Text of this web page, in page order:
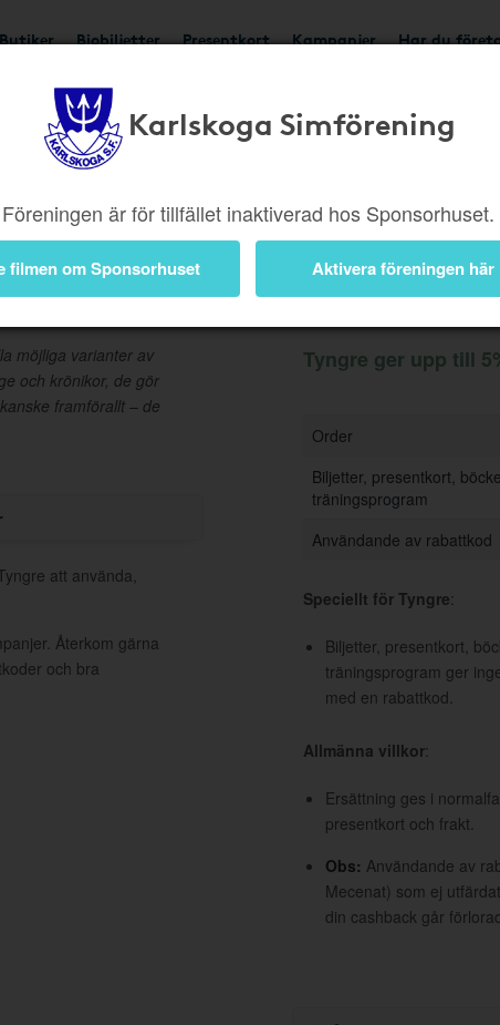
Butiker Biobiljetter Presentkort Kampanjer Har du
Karlskoga Simförening
Föreningen är för tillfället inaktiverad hos Sponsorhuset.
filmen om Sponsorhuset Aktivera föreningen här
möjliga varianter av
och krönikor, de gör
framförallt – de
att använda,
Återkom gärna
och bra
Information
Tyngre ger upp till
Order
Biljetter, presentkort,
träningsprogram
Användande av rabattkod
Speciellt för Tyngre:
Biljetter, presentkort,
träningsprogram ger
med en rabattkod.
Allmänna villkor:
Ersättning ges i
presentkort och frakt.
Obs: Användande av
Mecenat) som ej
din cashback går